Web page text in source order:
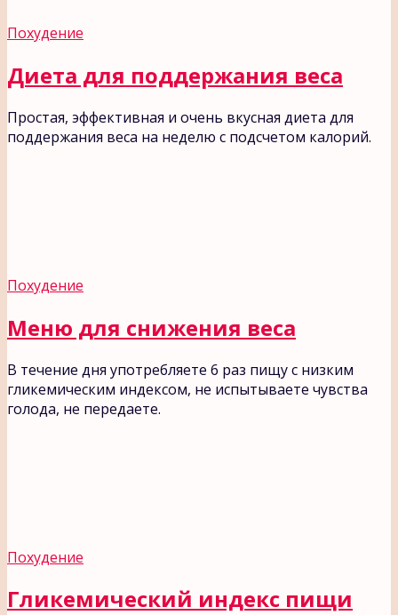
Похудение
Диета для поддержания веса
Простая, эффективная и очень вкусная диета для
поддержания веса на неделю с подсчетом калорий.
Похудение
Меню для снижения веса
В течение дня употребляете 6 раз пищу с низким
гликемическим индексом, не испытываете чувства
голода, не передаете.
Похудение
Гликемический индекс пищи